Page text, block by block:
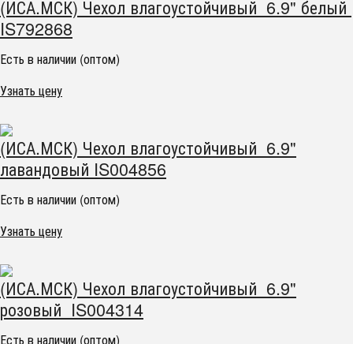
(ИСА.МСК) Чехол влагоустойчивый 6.9" белый
IS792868
Есть в наличии (оптом)
Узнать цену
(ИСА.МСК) Чехол влагоустойчивый 6.9"
лавандовый IS004856
Есть в наличии (оптом)
Узнать цену
(ИСА.МСК) Чехол влагоустойчивый 6.9"
розовый IS004314
Есть в наличии (оптом)